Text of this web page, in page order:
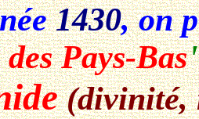
1430, on
Pays-Bas
(divinité,